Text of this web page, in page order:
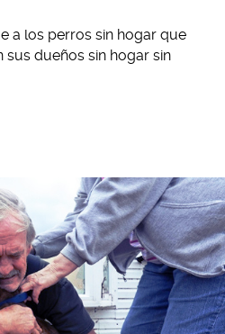
a los perros sin hogar que
dueños sin hogar sin